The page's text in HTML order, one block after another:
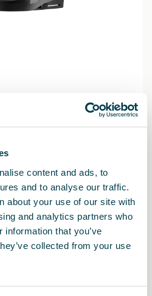
content and ads, to
and to analyse our traffic.
about your use of our site with
and analytics partners who
that you’ve
collected from your use
jako náhrada základny
základnu i-SENSE.